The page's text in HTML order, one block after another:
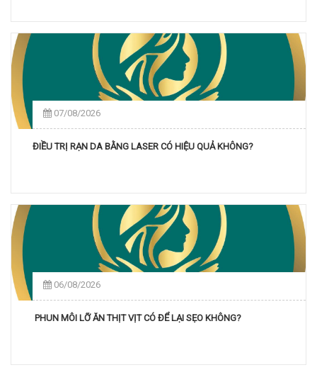
07/08/2026
ĐIỀU TRỊ RẠN DA BẰNG LASER CÓ HIỆU QUẢ KHÔNG?
06/08/2026
PHUN MÔI LỠ ĂN THỊT VỊT CÓ ĐỂ LẠI SẸO KHÔNG?